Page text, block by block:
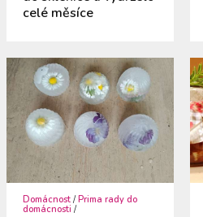
celé měsíce
Domácnost /Prima rady do
domácnosti /